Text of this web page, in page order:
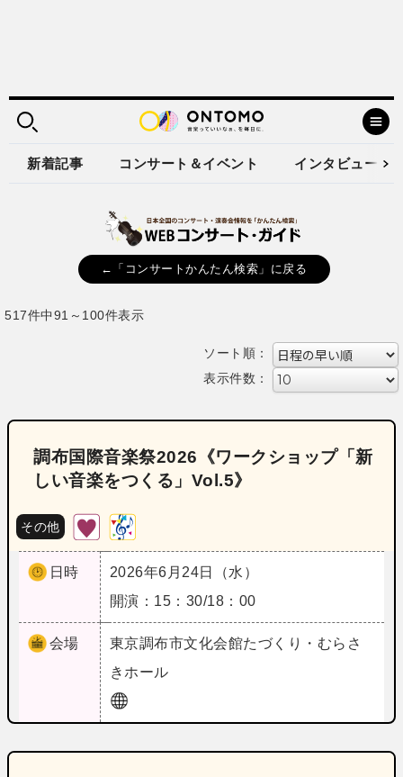
新着記事 コンサート＆イベント インタビュー
←「コンサートかんたん検索」に戻る
517件中91～100件表示
ソート順：
表示件数：
調布国際音楽祭2026《ワークショップ「新
しい音楽をつくる」Vol.5》
その他
日時
2026年6月24日（水）
開演：15：30/18：00
会場 東京調布市文化会館たづくり・むらさ
きホール